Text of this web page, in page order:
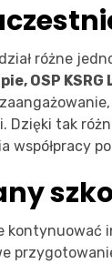
różne
OSP
Dzięki tak
współpracy